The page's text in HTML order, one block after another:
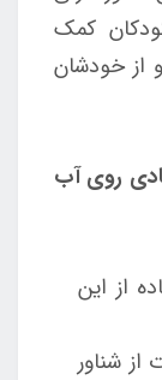
کمک
از خودشان
روی آب
از این
شناور